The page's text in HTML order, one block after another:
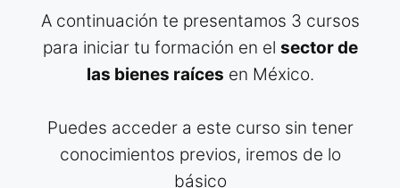
A continuación te presentamos 3 cursos
para iniciar tu formación en el sector de
las bienes raíces en México.
Puedes acceder a este curso sin tener
conocimientos previos, iremos de lo
básico